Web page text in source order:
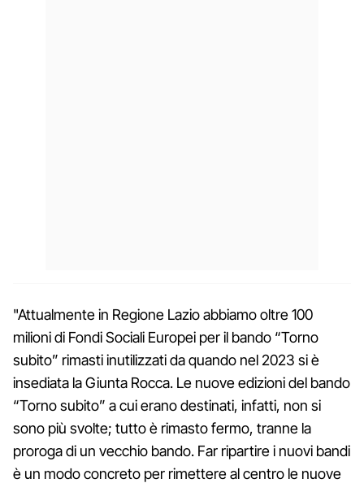
"Attualmente in Regione Lazio abbiamo oltre 100
milioni di Fondi Sociali Europei per il bando “Torno
subito” rimasti inutilizzati da quando nel 2023 si è
insediata la Giunta Rocca. Le nuove edizioni del bando
“Torno subito” a cui erano destinati, infatti, non si
sono più svolte; tutto è rimasto fermo, tranne la
proroga di un vecchio bando. Far ripartire i nuovi bandi
è un modo concreto per rimettere al centro le nuove